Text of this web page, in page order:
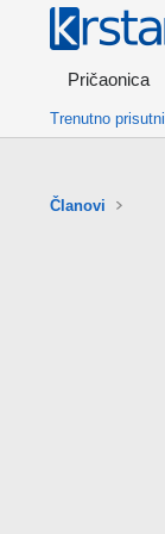
Pričaonica
Trenutno prisutni
Članovi